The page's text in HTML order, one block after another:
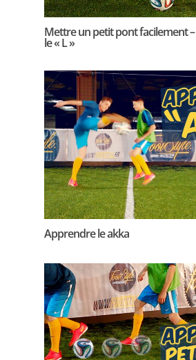
Mettre un petit pont facilement –
le « L »
Apprendre le akka